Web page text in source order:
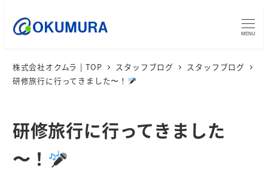
MENU
株式会社オクムラ | TOP スタッフブログ
スタッフブログ
研修旅行に行ってきました〜！
研修旅行に行ってきました
〜！